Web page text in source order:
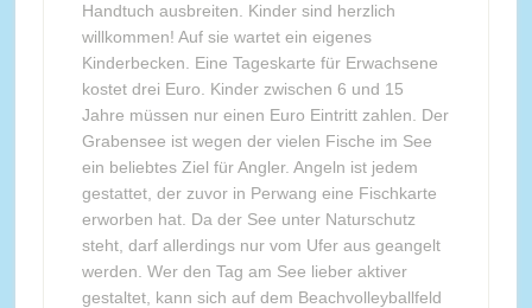
Handtuch ausbreiten. Kinder sind herzlich
willkommen! Auf sie wartet ein eigenes
Kinderbecken. Eine Tageskarte für Erwachsene
kostet drei Euro. Kinder zwischen 6 und 15
Jahre müssen nur einen Euro Eintritt zahlen. Der
Grabensee ist wegen der vielen Fische im See
ein beliebtes Ziel für Angler. Angeln ist jedem
gestattet, der zuvor in Perwang eine Fischkarte
erworben hat. Da der See unter Naturschutz
steht, darf allerdings nur vom Ufer aus geangelt
werden. Wer den Tag am See lieber aktiver
gestaltet, kann sich auf dem Beachvolleyballfeld